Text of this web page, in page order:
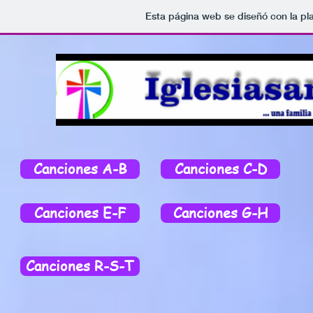
Esta página web se diseñó con la
Canciones A-B
Canciones E-F
Canciones C-D
Canciones G-H
Canciones R-S-T